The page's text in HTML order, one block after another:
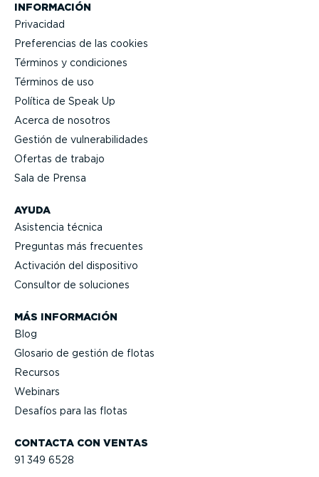
CONTACTA CON VENTAS
91 349 6528
AYUDA
Asistencia técnica
Preguntas más frecuentes
Activación del dispositivo
Consultor de soluciones
MÁS INFORMACIÓN
Blog
Glosario de gestión de flotas
Recursos
Webinars
Desafíos para las flotas
INFORMACIÓN
Privacidad
Prefe­rencias de las cookies
Términos y condiciones
Términos de uso
Política de Speak Up
Acerca de nosotros
Gestión de vulne­ra­bi­li­dades
Ofertas de trabajo
Sala de Prensa